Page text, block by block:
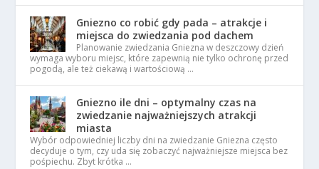
Gniezno co robić gdy pada – atrakcje i
miejsca do zwiedzania pod dachem
Planowanie zwiedzania Gniezna w deszczowy dzień
wymaga wyboru miejsc, które zapewnią nie tylko ochronę przed
pogodą, ale też ciekawą i wartościową …
Gniezno ile dni – optymalny czas na
zwiedzanie najważniejszych atrakcji
miasta
Wybór odpowiedniej liczby dni na zwiedzanie Gniezna często
decyduje o tym, czy uda się zobaczyć najważniejsze miejsca bez
pośpiechu. Zbyt krótka …